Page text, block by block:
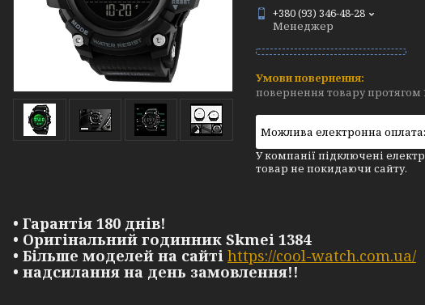
+380 (93) 346-48-28
Менеджер
повернення товару протягом
У компанії підключені
товар не покидаючи сайту.
• Гарантія 180 днів!
• Оригінальний годинник Skmei 1384
• Більше моделей на сайті https://cool-watch.com.ua/
• надсилання на день замовлення!!